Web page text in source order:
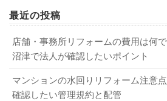
最近の投稿
店舗・事務所リフォームの費用は何
沼津で法人が確認したいポイント
マンションの水回りリフォーム注意
確認したい管理規約と配管